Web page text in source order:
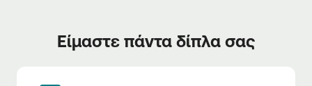
Είμαστε πάντα δίπλα σας